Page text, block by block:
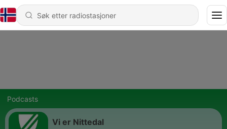
Podcasts
Vi er Nittedal